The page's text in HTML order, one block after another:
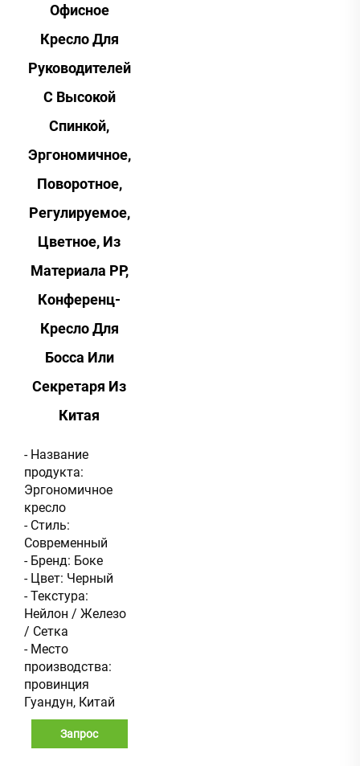
Офисное
Кресло Для
Руководителей
С Высокой
Спинкой,
Эргономичное,
Поворотное,
Регулируемое,
Цветное, Из
Материала PP,
Конференц-
Кресло Для
Босса Или
Секретаря Из
Китая
- Название
продукта:
Эргономичное
кресло
- Стиль:
Современный
- Бренд: Боке
- Цвет: Черный
- Текстура:
Нейлон / Железо
/ Сетка
- Место
производства:
провинция
Гуандун, Китай
Запрос